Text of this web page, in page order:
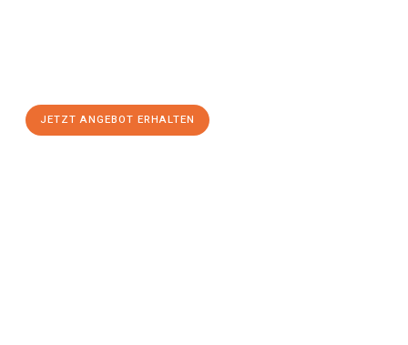
JETZT ANGEBOT ERHALTEN